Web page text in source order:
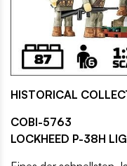
HISTORICAL
COBI-5763
LOCKHEED P-38H